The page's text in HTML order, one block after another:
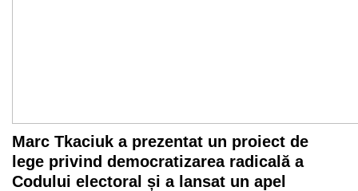
Marc Tkaciuk a prezentat un proiect de
lege privind democratizarea radicală a
Codului electoral și a lansat un apel